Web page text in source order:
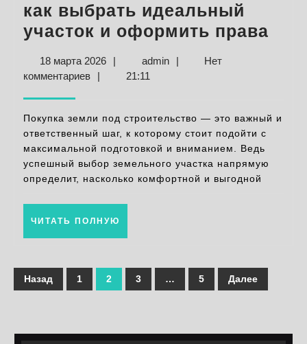
как выбрать идеальный
участок и оформить права
18 марта 202618
марта
| adminadmin
|
Нет
комментариев
| 21:11
Покупка земли под строительство — это важный и
ответственный шаг, к которому стоит подойти с
максимальной подготовкой и вниманием. Ведь
успешный выбор земельного участка напрямую
определит, насколько комфортной и выгодной
ЧИТАТЬ ПОЛНУЮ
Пагинация
записей
Назад 1 2 3 … 5 Далее